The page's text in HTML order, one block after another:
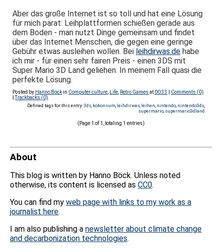
Aber das große Internet ist so toll und hat eine Lösung
für mich parat: Leihplattformen schießen gerade aus
dem Boden - man nutzt Dinge gemeinsam und findet
über das Internet Menschen, die gegen eine geringe
Gebühr etwas ausleihen wollen. Bei leihdirwas.de habe
ich mir - für einen sehr fairen Preis - einen 3DS mit
Super Mario 3D Land geliehen. In meinem Fall quasi die
perfekte Lösung.
Posted by Hanno Böckin Computer culture Life Retro Games at 00:33
Comments (0)
|Trackbacks (0)
Defined tags for this entry:3ds, kokonsum leihdirwas, leihen nintendo, nintendo3ds,
supermario, supermario3dland
(Page 1 of 1, totaling 1 entries)
About
This blog is written by Hanno Böck. Unless noted
otherwise, its content is licensed as CC0.
You can find my web page with links to my work as a
journalist here.
I am also publishing a newsletter about climate change
and decarbonization technologies.